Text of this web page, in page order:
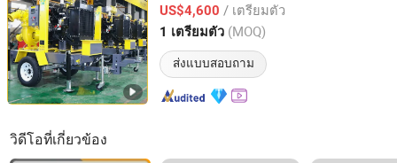
US$4,600 / เตรียมตัว
1 เตรียมตัว (MOQ)
ส่งแบบสอบถาม
Jiangsu, China อัตราจาก 2026
วิดีโอที่เกี่ยวข้อง